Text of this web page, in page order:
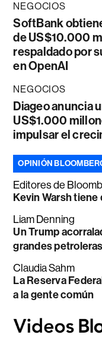
NEGOCIOS
SoftBank
de US$10.000
respaldado por
en OpenAI
NEGOCIOS
Diageo anuncia
US$1.000
impulsar el
OPINIÓN
Editores de
Kevin Warsh
Liam Denning
Un Trump
grandes petroleras
Claudia Sahm
La Reserva
a la gente común